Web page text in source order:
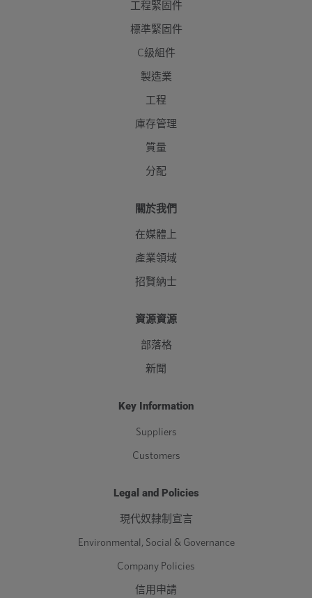
工程緊固件
標準緊固件
C級組件
製造業
工程
庫存管理
質量
分配
關於我們
在媒體上
產業領域
招賢納士
資源資源
部落格
新聞
Key Information
Suppliers
Customers
Legal and Policies
現代奴隸制宣言
Environmental, Social & Governance
Company Policies
信用申請